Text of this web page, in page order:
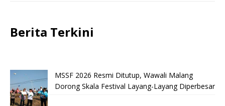
Berita Terkini
MSSF 2026 Resmi Ditutup, Wawali Malang
Dorong Skala Festival Layang-Layang Diperbesar